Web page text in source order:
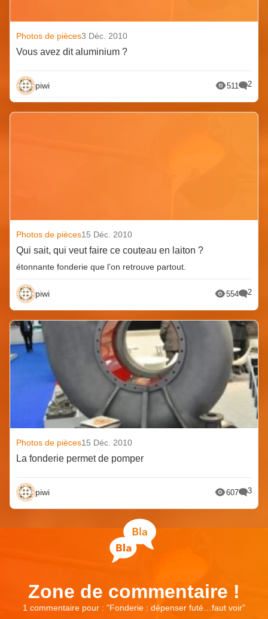
Photos de pièces3 Déc. 2010
Vous avez dit aluminium ?
piwi 511 2
Photos de pièces15 Déc. 2010
Qui sait, qui veut faire ce couteau en laiton ?
étonnante fonderie que l’on retrouve partout.
piwi 554 2
Photos de pièces15 Déc. 2010
La fonderie permet de pomper
piwi 607 3
Zone de commentaire !
1 commentaire pour : "Fonderie : dépenser futé…faut voir"